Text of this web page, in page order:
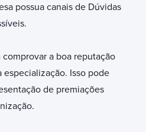
possua canais de Dúvidas
a boa reputação
Isso pode
de premiações